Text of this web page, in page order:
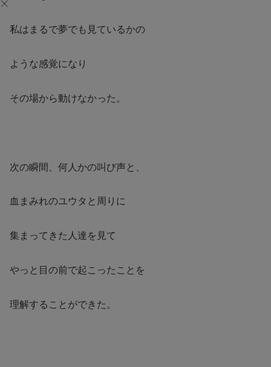
私はまるで夢でも見ているかの
ような感覚になり
その場から動けなかった。
次の瞬間、何人かの叫び声と、
血まみれのユウタと周りに
集まってきた人達を見て
やっと目の前で起こったことを
理解することができた。